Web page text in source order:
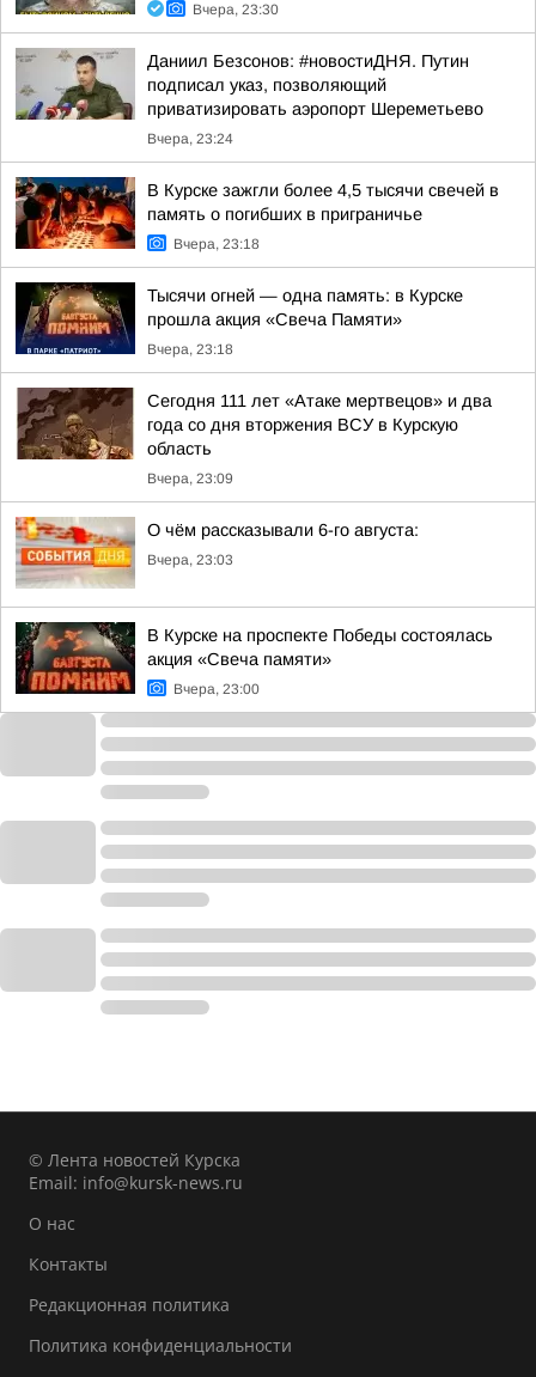
Вчера, 23:30
Даниил Безсонов: #новостиДНЯ. Путин
подписал указ, позволяющий
приватизировать аэропорт Шереметьево
Вчера, 23:24
В Курске зажгли более 4,5 тысячи свечей в
память о погибших в приграничье
Вчера, 23:18
Тысячи огней — одна память: в Курске
прошла акция «Свеча Памяти»
Вчера, 23:18
Сегодня 111 лет «Атаке мертвецов» и два
года со дня вторжения ВСУ в Курскую
область
Вчера, 23:09
О чём рассказывали 6-го августа:
Вчера, 23:03
В Курске на проспекте Победы состоялась
акция «Свеча памяти»
Вчера, 23:00
© Лента новостей Курска
Email: info@kursk-news.ru
О нас
Контакты
Редакционная политика
Политика конфиденциальности